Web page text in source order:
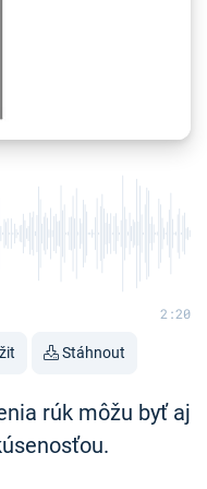
2:20
Stáhnout
rúk môžu byť aj